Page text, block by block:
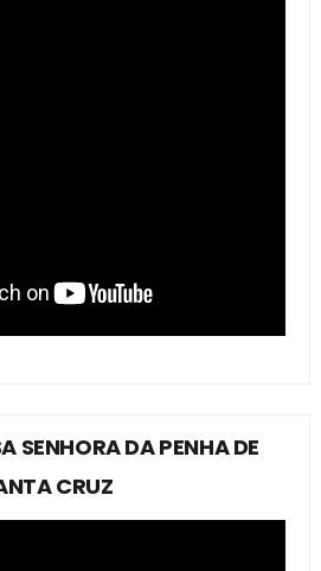
SENHORA DA PENHA DE
CRUZ